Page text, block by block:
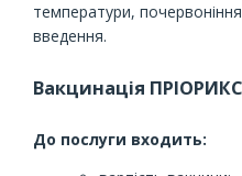
температури,
введення.
Вакцинація
До послуги входить: